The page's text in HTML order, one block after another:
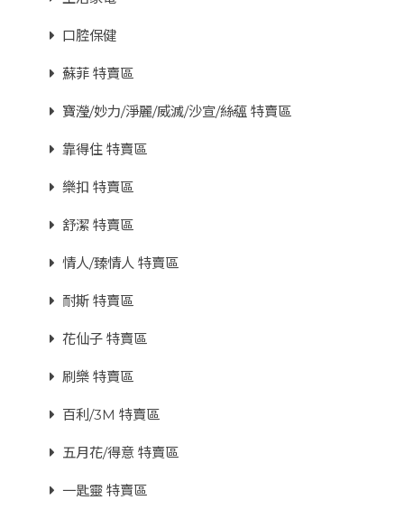
口腔保健
蘇菲 特賣區
寶瀅/妙力/淨麗/威滅/沙宣/絲蘊 特賣區
靠得住 特賣區
樂扣 特賣區
舒潔 特賣區
情人/臻情人 特賣區
耐斯 特賣區
花仙子 特賣區
刷樂 特賣區
百利/3M 特賣區
五月花/得意 特賣區
一匙靈 特賣區